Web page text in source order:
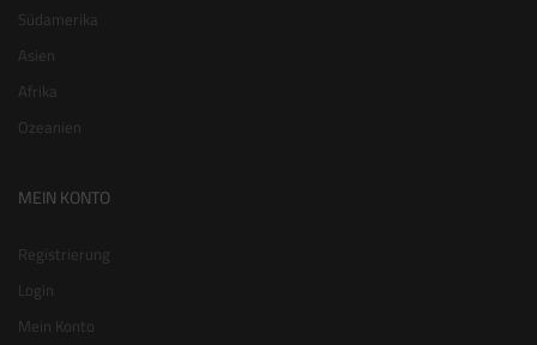
Südamerika
Asien
Afrika
Ozeanien
MEIN KONTO
Registrierung
Login
Mein Konto